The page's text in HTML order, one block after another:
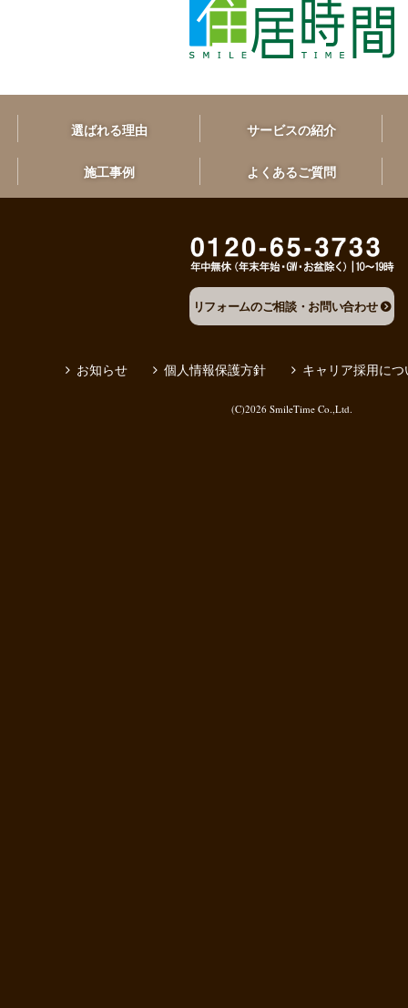
選ばれる理由 サービスの紹介
施工事例 よくあるご質問
リフォームのご相談・お問い合わせ
お知らせ 個人情報保護方針 キャリア採用につ
(C)2026 SmileTime Co.,Ltd.